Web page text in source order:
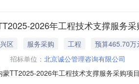
2026年工程技术支撑服务采
区 服务采购 工程
预算465.70万
招标单位： 北京诚公管理咨询有限公司
蒙TT2025-2026年工程技术支撑服务采购